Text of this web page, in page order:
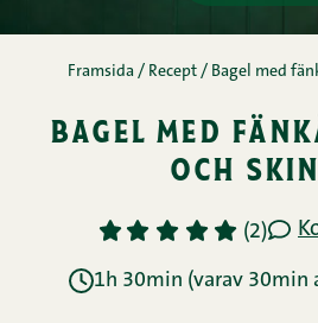
Äggfri
Kvällsbit Morgonmål
Tilltugg Varma
bagel med